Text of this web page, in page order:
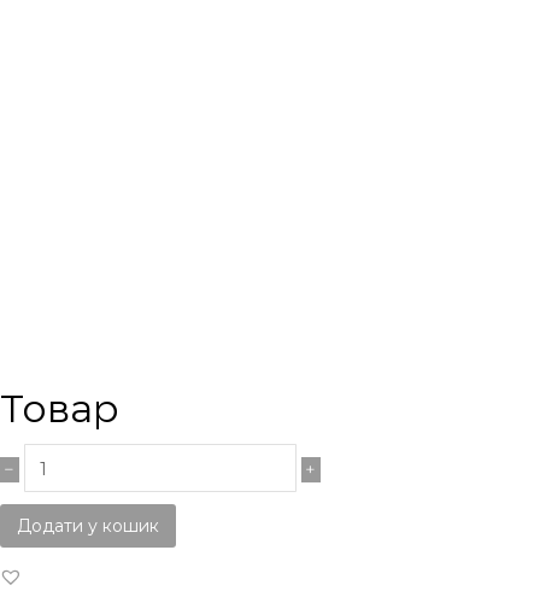
Товар
Додати у кошик